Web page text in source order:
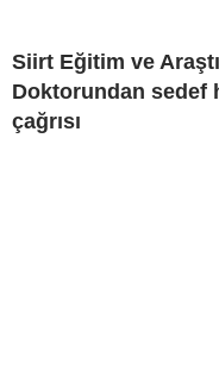
Siirt Eğitim ve
Doktorundan sedef
çağrısı